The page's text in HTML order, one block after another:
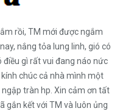
rồi, TM mới được ngắm
nắng tỏa lung linh, gió có
gì rất vui đang náo nức
chúc cả nhà mình một
tràn hp. Xin cảm ơn tất
gắn kết với TM và luôn ủng